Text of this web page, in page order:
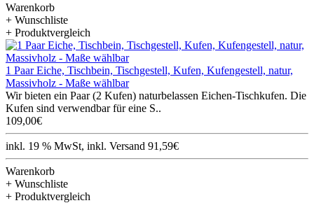
Warenkorb
+ Wunschliste
+ Produktvergleich
1 Paar Eiche, Tischbein, Tischgestell, Kufen, Kufengestell, natur,
Massivholz - Maße wählbar
Wir bieten ein Paar (2 Kufen) naturbelassen Eichen-Tischkufen. Die
Kufen sind verwendbar für eine S..
109,00€
inkl. 19 % MwSt, inkl. Versand 91,59€
Warenkorb
+ Wunschliste
+ Produktvergleich